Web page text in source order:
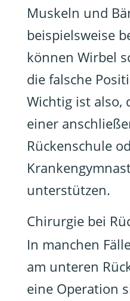
Muskeln und
beispielsweise
können Wirbel
die falsche
Wichtig ist also,
einer
Rückenschule
unterstützen.
Chirurgie bei
In manchen
am unteren
eine Operation